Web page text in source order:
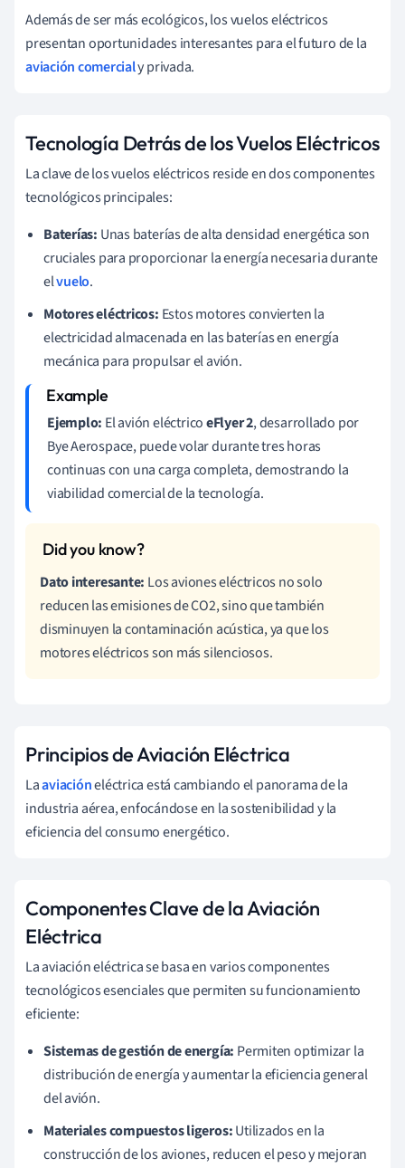
Además de ser más ecológicos, los vuelos eléctricos
presentan oportunidades interesantes para el futuro de la
aviación comercialy privada.
Tecnología Detrás de los Vuelos Eléctricos
La clave de los vuelos eléctricos reside en dos componentes
tecnológicos principales:
Baterías: Unas baterías de alta densidad energética son
cruciales para proporcionar la energía necesaria durante
elvuelo.
Motores eléctricos: Estos motores convierten la
electricidad almacenada en las baterías en energía
mecánica para propulsar el avión.
Ejemplo: El avión eléctricoeFlyer 2, desarrollado por
Bye Aerospace, puede volar durante tres horas
continuas con una carga completa, demostrando la
viabilidad comercial de la tecnología.
Dato interesante: Los aviones eléctricos no solo
reducen las emisiones de CO2, sino que también
disminuyen la contaminación acústica, ya que los
motores eléctricos son más silenciosos.
Principios de Aviación Eléctrica
Laaviacióneléctrica está cambiando el panorama de la
industria aérea, enfocándose en la sostenibilidad y la
eficiencia del consumo energético.
Componentes Clave de la Aviación
Eléctrica
La aviación eléctrica se basa en varios componentes
tecnológicos esenciales que permiten su funcionamiento
eficiente:
Sistemas de gestión de energía: Permiten optimizar la
distribución de energía y aumentar la eficiencia general
del avión.
Materiales compuestos ligeros:Utilizados en la
construcción de los aviones, reducen el peso y mejoran